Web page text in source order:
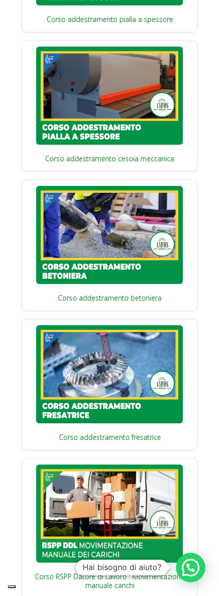
Corso addestramento pialla a spessore
Corso addestramento cesoia meccanica
Corso addestramento betoniera
Corso addestramento fresatrice
Corso RSPP Datore di Lavoro : Movimentazione
manuale carichi
Hai bisogno di aiuto?